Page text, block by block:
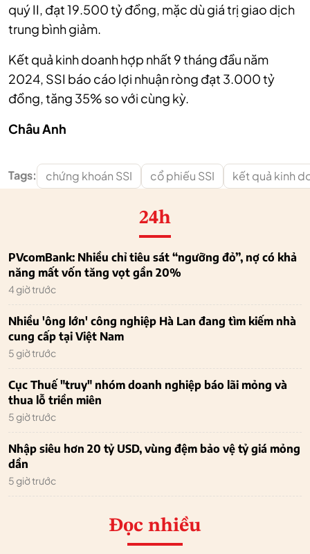
quý II, đạt 19.500 tỷ đồng, mặc dù giá trị giao dịch
trung bình giảm.
Kết quả kinh doanh hợp nhất 9 tháng đầu năm
2024, SSI báo cáo lợi nhuận ròng đạt 3.000 tỷ
đồng, tăng 35% so với cùng kỳ.
Châu Anh
Tags: chứng khoán SSI cổ phiếu SSI kết quả kinh
24h
PVcomBank: Nhiều chỉ tiêu sát “ngưỡng đỏ”, nợ có khả
năng mất vốn tăng vọt gần 20%
4 giờ trước
Nhiều 'ông lớn' công nghiệp Hà Lan đang tìm kiếm nhà
cung cấp tại Việt Nam
5 giờ trước
Cục Thuế "truy" nhóm doanh nghiệp báo lãi mỏng và
thua lỗ triền miên
5 giờ trước
Nhập siêu hơn 20 tỷ USD, vùng đệm bảo vệ tỷ giá mỏng
dần
5 giờ trước
Đọc nhiều